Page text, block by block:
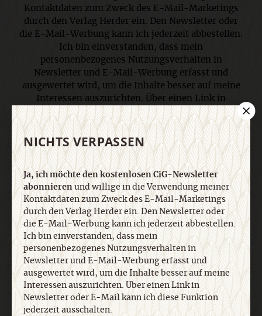
Kontaktdaten zum Zweck des E-Mail-Marketings
durch den Verlag Herder ein. Den Newsletter oder
die E-Mail-Werbung kann ich jederzeit abbestellen.
Ich bin einverstanden, dass mein
personenbezogenes Nutzungsverhalten in
Newsletter und E-Mail-Werbung erfasst und
ausgewertet wird, um die Inhalte besser auf meine
Interessen auszurichten. Über einen Link in
Newsletter oder E-Mail kann ich diese Funktion
jederzeit ausschalten. Weiterführende
Informationen finden Sie in unseren
Datenschutzhinweisen
E-Mail
Jetzt anmelden
NICHTS VERPASSEN
Ja, ich möchte den kostenlosen CiG-Newsletter
abonnierenund willige in die Verwendung meiner
Kontaktdaten zum Zweck des E-Mail-Marketings
durch den Verlag Herder ein. Den Newsletter oder
die E-Mail-Werbung kann ich jederzeit abbestellen.
Ich bin einverstanden, dass mein
personenbezogenes Nutzungsverhalten in
Newsletter und E-Mail-Werbung erfasst und
ausgewertet wird, um die Inhalte besser auf meine
Interessen auszurichten. Über einen Link in
Newsletter oder E-Mail kann ich diese Funktion
jederzeit ausschalten.